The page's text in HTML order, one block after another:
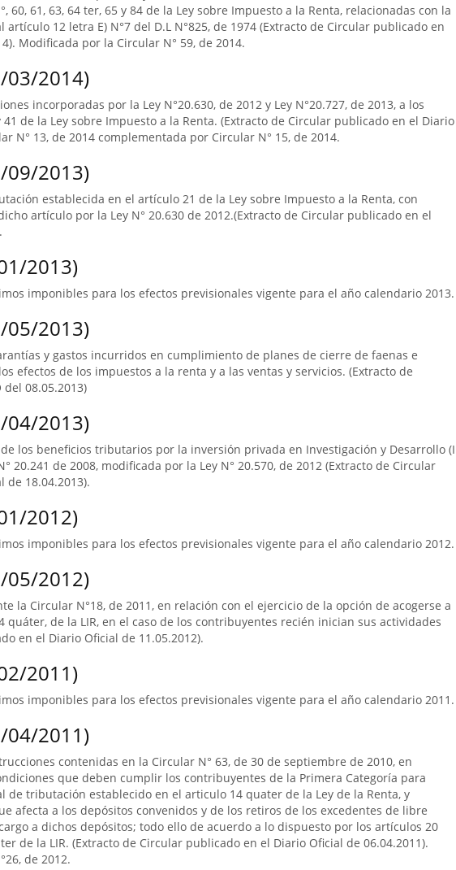
60, 61, 63, 64 ter, 65 y 84 de la Ley sobre Impuesto a la Renta, relacionadas con la
12 letra E) N°7 del D.L N°825, de 1974 (Extracto de Circular publicado en
Modificada por la Circular N° 59, de 2014.
03/2014)
incorporadas por la Ley N°20.630, de 2012 y Ley N°20.727, de 2013, a los
41 de la Ley sobre Impuesto a la Renta. (Extracto de Circular publicado en el Diario
N° 13, de 2014 complementada por Circular N° 15, de 2014.
09/2013)
establecida en el artículo 21 de la Ley sobre Impuesto a la Renta, con
artículo por la Ley N° 20.630 de 2012.(Extracto de Circular publicado en el
2013)
imponibles para los efectos previsionales vigente para el año calendario 2013.
05/2013)
y gastos incurridos en cumplimiento de planes de cierre de faenas e
efectos de los impuestos a la renta y a las ventas y servicios. (Extracto de
08.05.2013)
04/2013)
los beneficios tributarios por la inversión privada en Investigación y Desarrollo (I
20.241 de 2008, modificada por la Ley N° 20.570, de 2012 (Extracto de Circular
de 18.04.2013).
2012)
imponibles para los efectos previsionales vigente para el año calendario 2012.
05/2012)
la Circular N°18, de 2011, en relación con el ejercicio de la opción de acogerse a
quáter, de la LIR, en el caso de los contribuyentes recién inician sus actividades
en el Diario Oficial de 11.05.2012).
2011)
imponibles para los efectos previsionales vigente para el año calendario 2011.
04/2011)
contenidas en la Circular N° 63, de 30 de septiembre de 2010, en
que deben cumplir los contribuyentes de la Primera Categoría para
de tributación establecido en el articulo 14 quater de la Ley de la Renta, y
afecta a los depósitos convenidos y de los retiros de los excedentes de libre
a dichos depósitos; todo ello de acuerdo a lo dispuesto por los artículos 20
de la LIR. (Extracto de Circular publicado en el Diario Oficial de 06.04.2011).
de 2012.